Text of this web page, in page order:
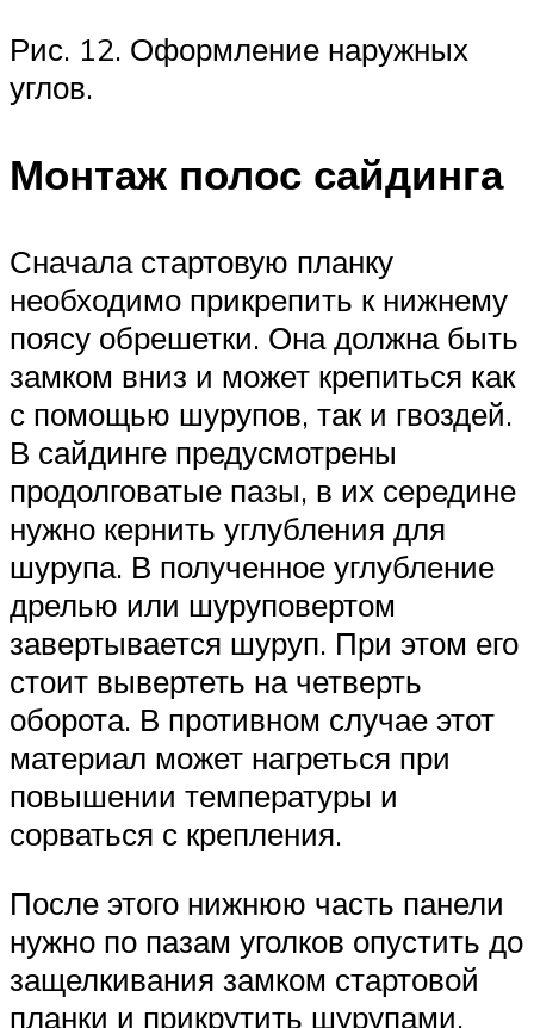
Рис. 12. Оформление наружных
углов.
Монтаж полос сайдинга
Сначала стартовую планку
необходимо прикрепить к нижнему
поясу обрешетки. Она должна быть
замком вниз и может крепиться как
с помощью шурупов, так и гвоздей.
В сайдинге предусмотрены
продолговатые пазы, в их середине
нужно кернить углубления для
шурупа. В полученное углубление
дрелью или шуруповертом
завертывается шуруп. При этом его
стоит вывертеть на четверть
оборота. В противном случае этот
материал может нагреться при
повышении температуры и
сорваться с крепления.
После этого нижнюю часть панели
нужно по пазам уголков опустить до
защелкивания замком стартовой
планки и прикрутить шурупами.